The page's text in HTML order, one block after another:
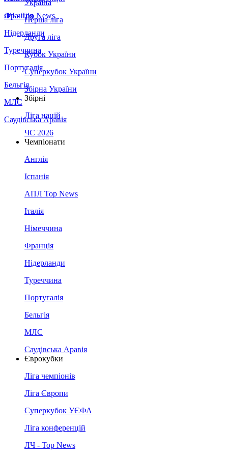
Франція
Нідерланди
Туреччина
Португалія
Бельгія
МЛС
Саудівська Аравія
ЛЧ - Top News
Україна
Перша ліга
Друга ліга
Кубок України
Суперкубок України
Збірна України
Збірні
Ліга націй
ЧС 2026
Чемпіонати
Англія
Іспанія
АПЛ Top News
Італія
Німеччина
Франція
Нідерланди
Туреччина
Португалія
Бельгія
МЛС
Саудівська Аравія
Єврокубки
Ліга чемпіонів
Ліга Європи
Суперкубок УЄФА
Ліга конференцій
ЛЧ - Top News